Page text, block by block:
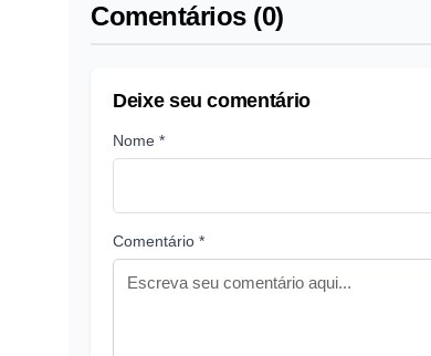
Comentários (0)
Deixe seu comentário
Nome *
Comentário *